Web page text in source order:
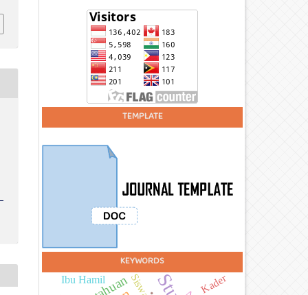
TEMPLATE
KEYWORDS
Ibu Hamil Siswa Kader